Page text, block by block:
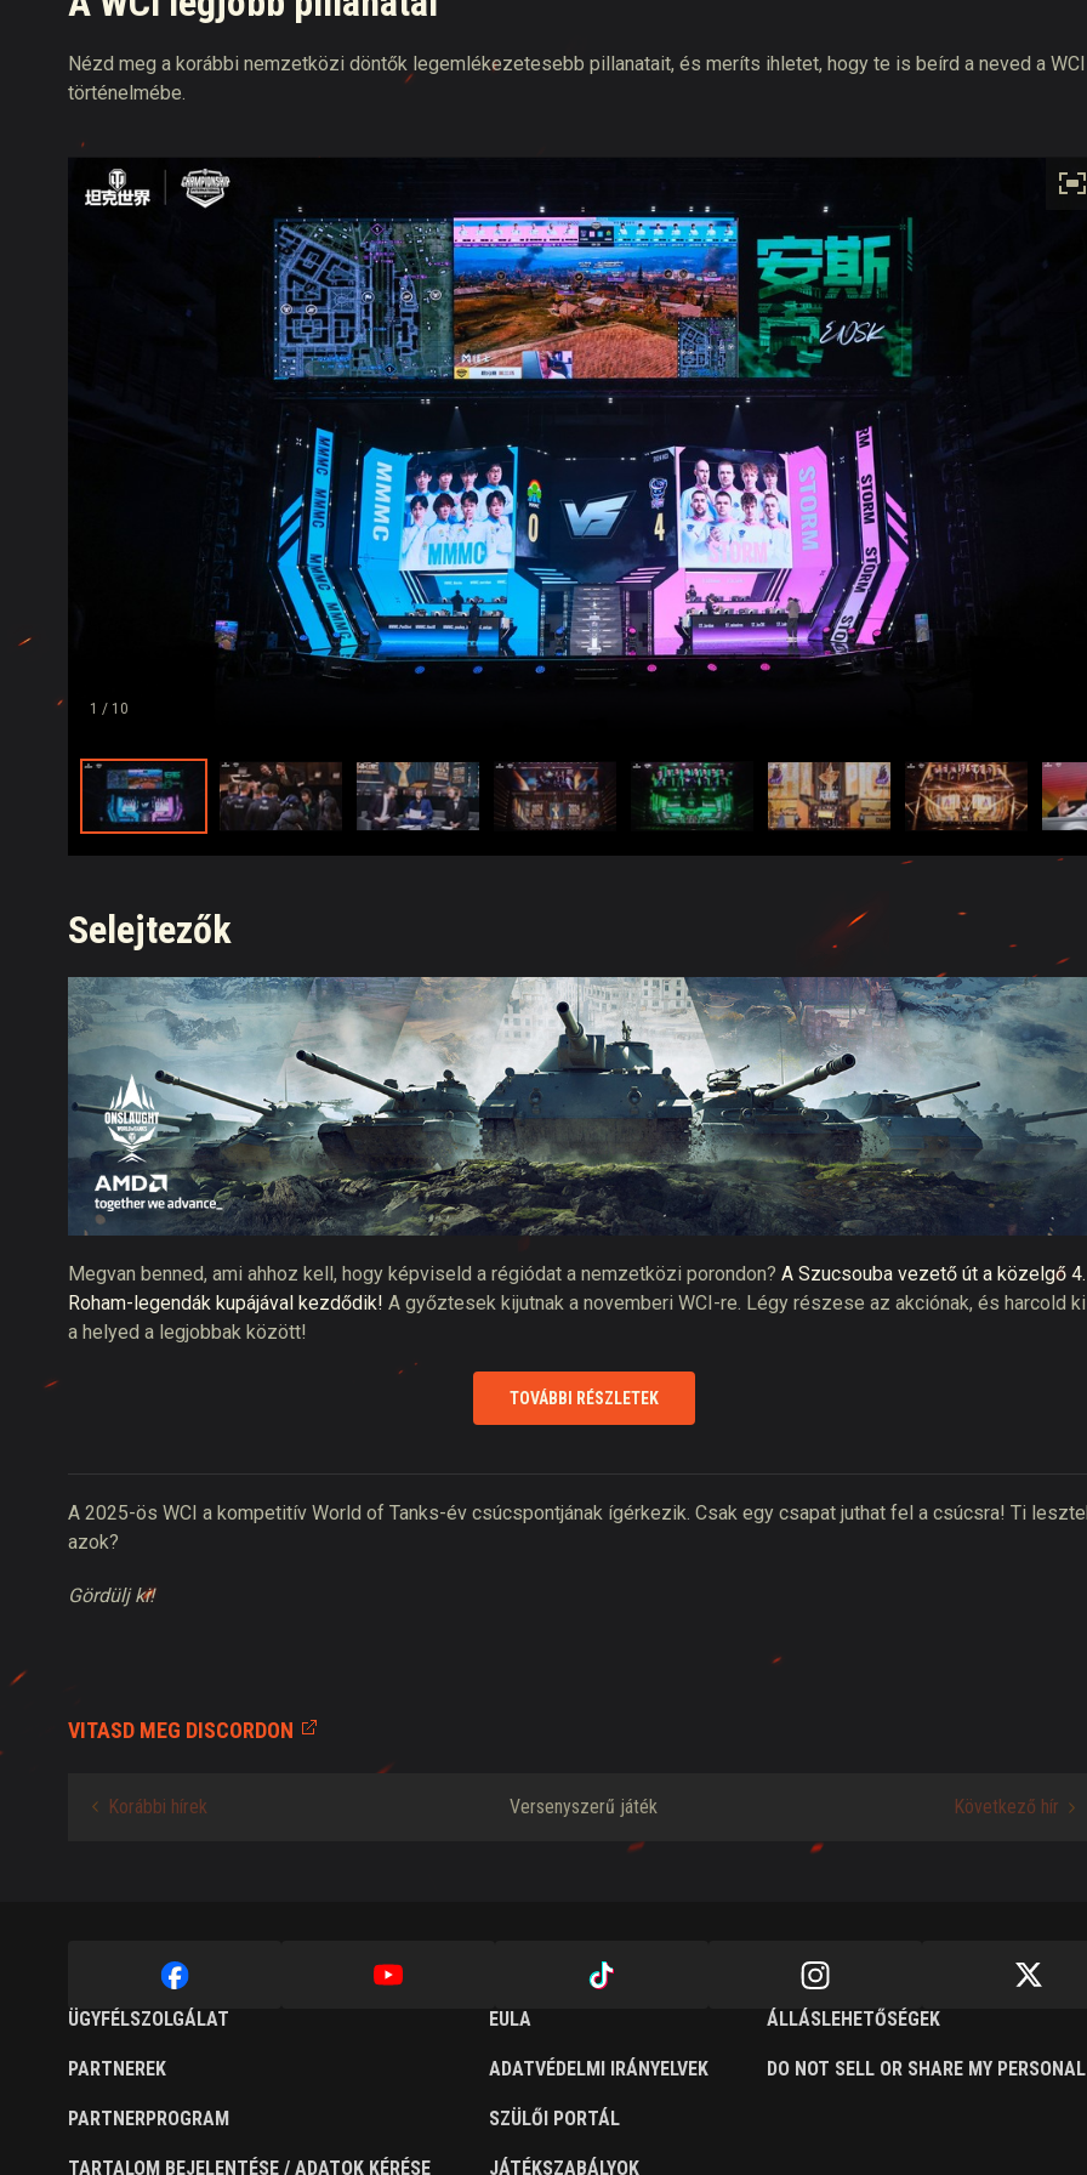
Nézd meg a korábbi nemzetközi döntők legemlékezetesebb pillanatait, és meríts ihletet, hogy te is beírd a neved a WCI
történelmébe.
1 / 10
Selejtezők
Megvan benned, ami ahhoz kell, hogy képviseld a régiódat a nemzetközi porondon? A Szucsouba vezető út a közelgő 4.
Roham-legendák kupájával kezdődik! A győztesek kijutnak a novemberi WCI-re. Légy részese az akciónak, és harcold ki
a helyed a legjobbak között!
TOVÁBBI RÉSZLETEK
A 2025-ös WCI a kompetitív World of Tanks-év csúcspontjának ígérkezik. Csak egy csapat juthat fel a csúcsra! Ti
azok?
Gördülj ki!
VITASD MEG DISCORDON
Korábbi hírek Versenyszerű játék Következő hír
ÜGYFÉLSZOLGÁLAT
PARTNEREK
PARTNERPROGRAM
TARTALOM BEJELENTÉSE / ADATOK KÉRÉSE
EULA
ADATVÉDELMI IRÁNYELVEK
SZÜLŐI PORTÁL
JÁTÉKSZABÁLYOK
ÁLLÁSLEHETŐSÉGEK
DO NOT SELL OR SHARE MY